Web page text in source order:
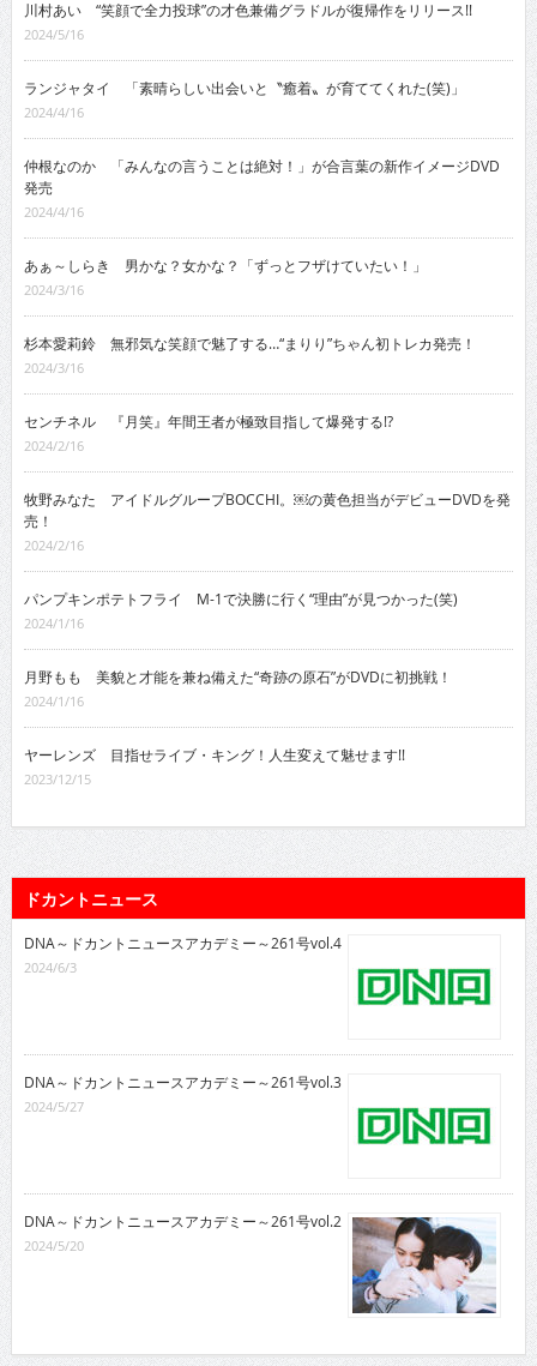
川村あい “笑顔で全力投球”の才色兼備グラドルが復帰作をリリース!!
2024/5/16
ランジャタイ 「素晴らしい出会いと〝癒着〟が育ててくれた(笑)」
2024/4/16
仲根なのか 「みんなの言うことは絶対！」が合言葉の新作イメージDVD
発売
2024/4/16
あぁ～しらき 男かな？女かな？「ずっとフザけていたい！」
2024/3/16
杉本愛莉鈴 無邪気な笑顔で魅了する…“まりり”ちゃん初トレカ発売！
2024/3/16
センチネル 『月笑』年間王者が極致目指して爆発する!?
2024/2/16
牧野みなた アイドルグループBOCCHI。￼の黄色担当がデビューDVDを発
売！
2024/2/16
パンプキンポテトフライ M-1で決勝に行く“理由”が見つかった(笑)
2024/1/16
月野もも 美貌と才能を兼ね備えた“奇跡の原石”がDVDに初挑戦！
2024/1/16
ヤーレンズ 目指せライブ・キング！人生変えて魅せます!!
2023/12/15
ドカントニュース
DNA～ドカントニュースアカデミー～261号vol.4
2024/6/3
DNA～ドカントニュースアカデミー～261号vol.3
2024/5/27
DNA～ドカントニュースアカデミー～261号vol.2
2024/5/20